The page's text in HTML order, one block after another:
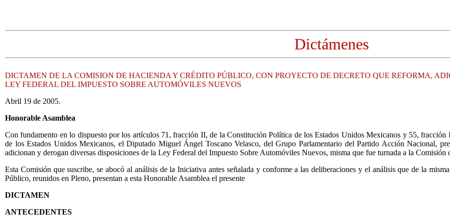
Dictámenes
DICTAMEN DE LA COMISION DE HACIENDA Y CRÉDITO PÚBLICO, CON PROYECTO DE DECRETO QUE REFORMA,
LEY FEDERAL DEL IMPUESTO SOBRE AUTOMÓVILES NUEVOS
Abril 19 de 2005.
Honorable Asamblea
Con fundamento en lo dispuesto por los artículos 71, fracción II, de la Constitución Política de los Estados Unidos Mexicanos y 55,
de los Estados Unidos Mexicanos, el Diputado Miguel Ángel Toscano Velasco, del Grupo Parlamentario del Partido Acción Nacional,
adicionan y derogan diversas disposiciones de la Ley Federal del Impuesto Sobre Automóviles Nuevos, misma que fue turnada a la
Esta Comisión que suscribe, se abocó al análisis de la Iniciativa antes señalada y conforme a las deliberaciones y el análisis que de la
Público, reunidos en Pleno, presentan a esta Honorable Asamblea el presente
DICTAMEN
ANTECEDENTES